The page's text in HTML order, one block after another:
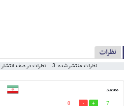
نظرات
نظرات منتشر شده: 3 نظرات در صف انتشار: 0
محمد
7
0